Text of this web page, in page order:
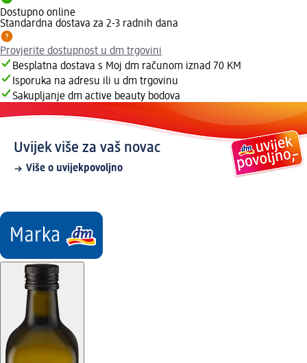
Dostupno online
Standardna dostava za 2-3 radnih dana
Provjerite dostupnost u dm trgovini
Besplatna dostava s Moj dm računom iznad 70 KM
Isporuka na adresu ili u dm trgovinu
Sakupljanje dm active beauty bodova
Uvijek više za vaš novac
Više o uvijekpovoljno